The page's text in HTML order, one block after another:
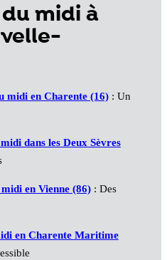
midi à
midi en Charente (16): Un
dans les Deux Sèvres
en Vienne (86): Des
en Charente Maritime